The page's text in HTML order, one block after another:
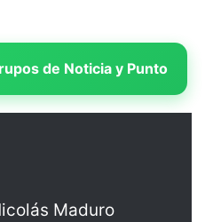
de Noticia y Punto
Maduro